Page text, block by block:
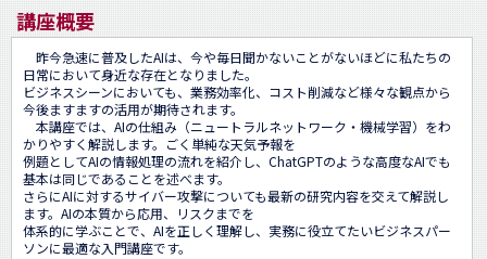
講座概要
昨今急速に普及したAIは、今や毎日聞かないことがないほどに私たちの
日常において身近な存在となりました。
ビジネスシーンにおいても、業務効率化、コスト削減など様々な観点から
今後ますますの活用が期待されます。
本講座では、AIの仕組み（ニュートラルネットワーク・機械学習）をわ
かりやすく解説します。ごく単純な天気予報を
例題としてAIの情報処理の流れを紹介し、ChatGPTのような高度なAIでも
基本は同じであることを述べます。
さらにAIに対するサイバー攻撃についても最新の研究内容を交えて解説し
ます。AIの本質から応用、リスクまでを
体系的に学ぶことで、AIを正しく理解し、実務に役立てたいビジネスパー
ソンに最適な入門講座です。